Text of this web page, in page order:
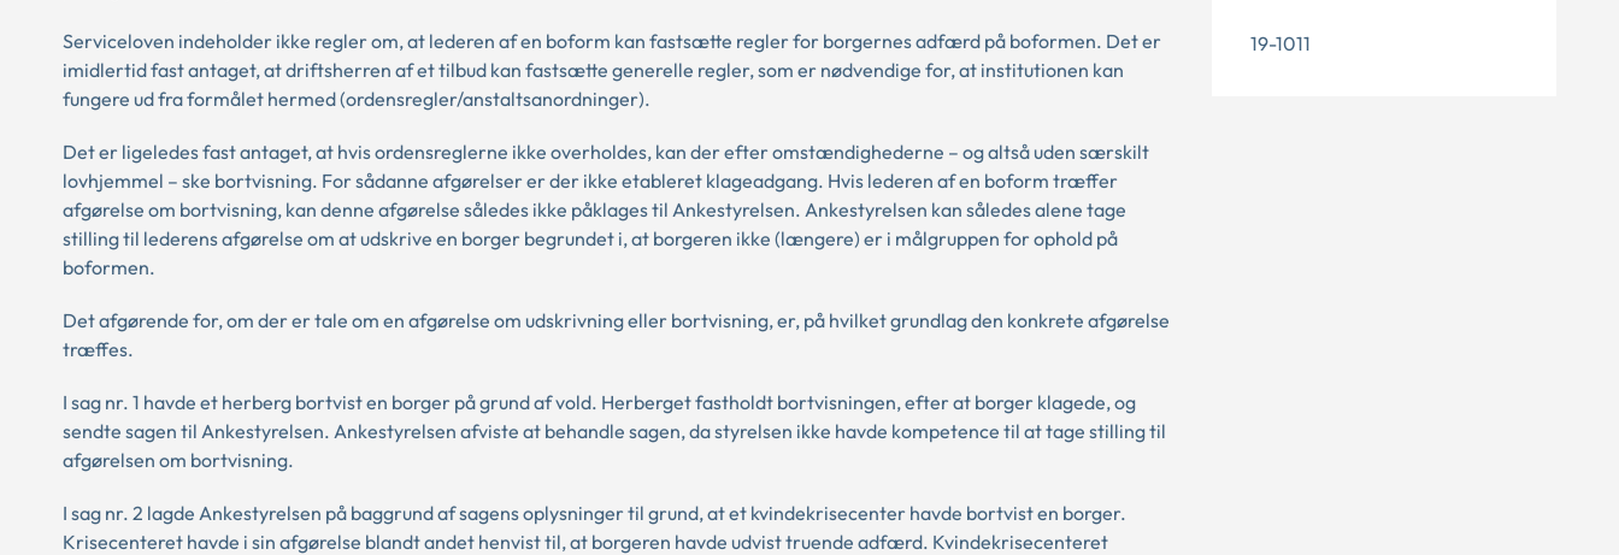
Serviceloven indeholder ikke regler om, at lederen af en boform kan fastsætte regler for borgernes adfærd på boformen. Det er
imidlertid fast antaget, at driftsherren af et tilbud kan fastsætte generelle regler, som er nødvendige for, at institutionen kan
fungere ud fra formålet hermed (ordensregler/anstaltsanordninger).
Det er ligeledes fast antaget, at hvis ordensreglerne ikke overholdes, kan der efter omstændighederne – og altså uden særskilt
lovhjemmel – ske bortvisning. For sådanne afgørelser er der ikke etableret klageadgang. Hvis lederen af en boform træffer
afgørelse om bortvisning, kan denne afgørelse således ikke påklages til Ankestyrelsen. Ankestyrelsen kan således alene tage
stilling til lederens afgørelse om at udskrive en borger begrundet i, at borgeren ikke (længere) er i målgruppen for ophold på
boformen.
Det afgørende for, om der er tale om en afgørelse om udskrivning eller bortvisning, er, på hvilket grundlag den konkrete afgørelse
træffes.
I sag nr. 1 havde et herberg bortvist en borger på grund af vold. Herberget fastholdt bortvisningen, efter at borger klagede, og
sendte sagen til Ankestyrelsen. Ankestyrelsen afviste at behandle sagen, da styrelsen ikke havde kompetence til at tage stilling til
afgørelsen om bortvisning.
I sag nr. 2 lagde Ankestyrelsen på baggrund af sagens oplysninger til grund, at et kvindekrisecenter havde bortvist en borger.
Krisecenteret havde i sin afgørelse blandt andet henvist til, at borgeren havde udvist truende adfærd. Kvindekrisecenteret
19-1011